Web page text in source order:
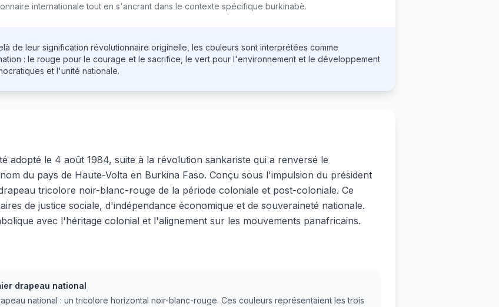
internationale tout en s'ancrant dans le contexte spécifique burkinabè.
de leur signification révolutionnaire originelle, les couleurs sont interprétées comme
: le rouge pour le courage et le sacrifice, le vert pour l'environnement et le développement
et l'unité nationale.
adopté le 4 août 1984, suite à la révolution sankariste qui a renversé le
du pays de Haute-Volta en Burkina Faso. Conçu sous l'impulsion du président
tricolore noir-blanc-rouge de la période coloniale et post-coloniale. Ce
de justice sociale, d'indépendance économique et de souveraineté nationale.
avec l'héritage colonial et l'alignement sur les mouvements panafricains.
drapeau national
national : un tricolore horizontal noir-blanc-rouge. Ces couleurs représentaient les trois